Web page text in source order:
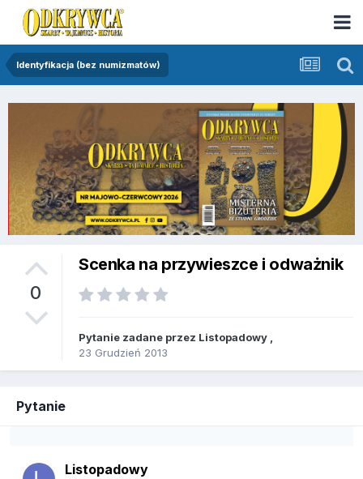
Identyfikacja (bez numizmatów)
0
Scenka na przywieszce i odważnik
Pytanie zadane przez Listopadowy
23 Grudzień 2013
Pytanie
Listopadowy